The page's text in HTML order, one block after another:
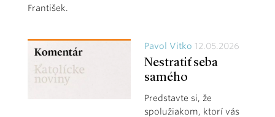
František.
Pavol Vitko 12.05.2026
Nestratiť seba
samého
Predstavte si, že
spolužiakom, ktorí vás